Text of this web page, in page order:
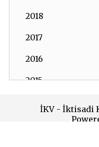
2018
2017
2016
2015
İKV - İktisadi